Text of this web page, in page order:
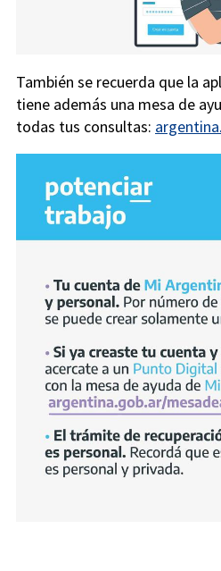
También se recuerda que la
tiene además una mesa de
todas tus consultas: